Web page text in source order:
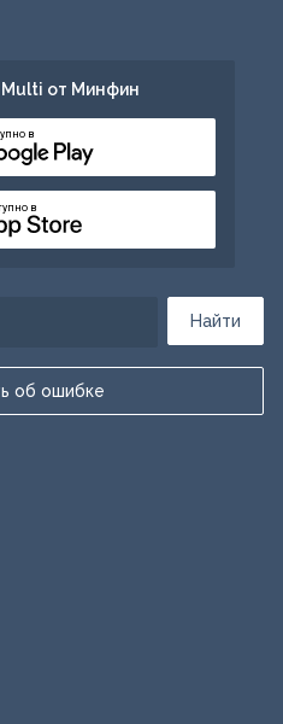
Найти
об ошибке
от Минфин
в
в